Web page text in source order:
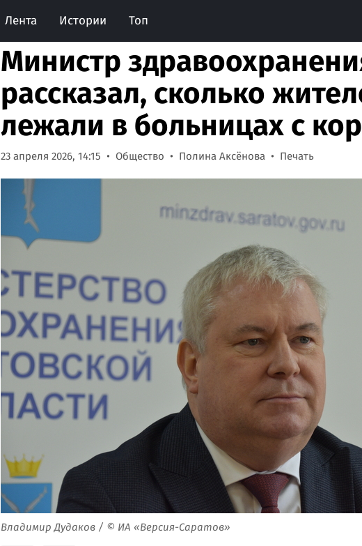
Лента Истории Топ
Министр
рассказал, сколько
лежали в больницах с
23 апреля 2026, 14:15 Общество Полина Аксёнова Печать
Владимир Дудаков / © ИА «Версия-Саратов»